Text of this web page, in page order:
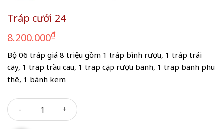
Tráp cưới 24
8.200.000₫
Bộ 06 tráp giá 8 triệu gồm 1 tráp bình rượu, 1 tráp trái
cây, 1 tráp trầu cau, 1 tráp cặp rượu bánh, 1 tráp bánh phu
thê, 1 bánh kem
Tráp cưới 24 số lượng